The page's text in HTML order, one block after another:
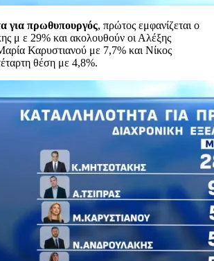
για πρωθυπουργός, πρώτος εμφανίζεται ο
μ ε 29% και ακολουθούν οι Αλέξης
Καρυστιανού με 7,7% και Νίκος
θέση με 4,8%.